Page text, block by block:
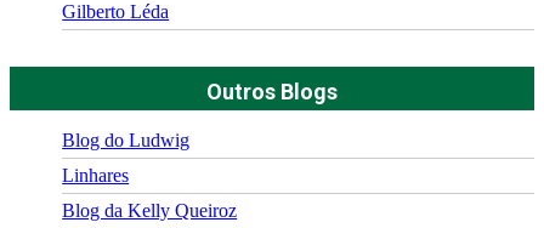
Gilberto Léda
Outros Blogs
Blog do Ludwig
Linhares
Blog da Kelly Queiroz